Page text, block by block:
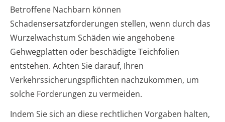
Betroffene Nachbarn können
Schadensersatzforderungen stellen, wenn durch das
Wurzelwachstum Schäden wie angehobene
Gehwegplatten oder beschädigte Teichfolien
entstehen. Achten Sie darauf, Ihren
Verkehrssicherungspflichten nachzukommen, um
solche Forderungen zu vermeiden.
Indem Sie sich an diese rechtlichen Vorgaben halten,